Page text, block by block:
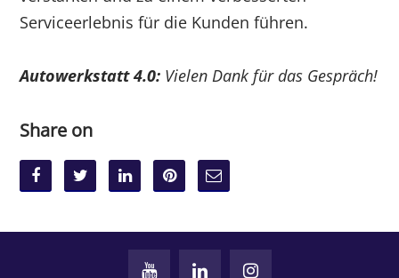
Serviceerlebnis für die Kunden führen.
Autowerkstatt 4.0: Vielen Dank für das Gespräch!
Share on